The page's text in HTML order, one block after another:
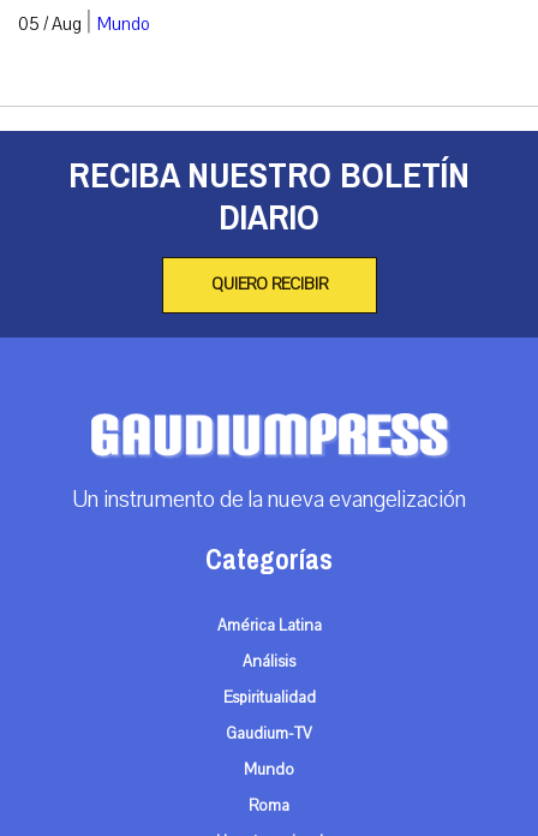
05 / Aug | Mundo
RECIBA NUESTRO BOLETÍN
DIARIO
QUIERO RECIBIR
Un instrumento de la nueva evangelización
Categorías
América Latina
Análisis
Espiritualidad
Gaudium-TV
Mundo
Roma